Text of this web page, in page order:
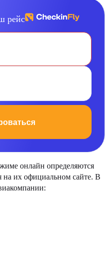
рейс
онлайн определяются
на их официальном сайте. В